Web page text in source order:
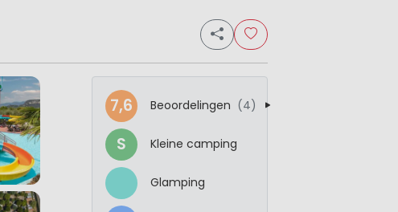
7,6 Beoordelingen (4)
S Kleine camping
Glamping